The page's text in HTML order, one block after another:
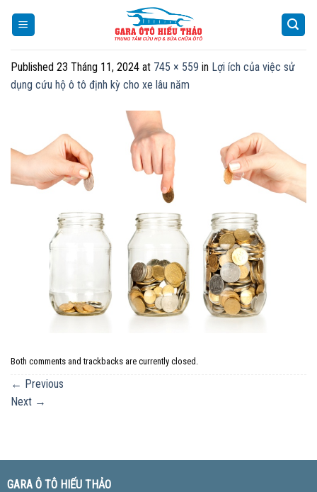
Published 23 Tháng 11, 2024 at 745 × 559 in Lợi ích của việc sử
dụng cứu hộ ô tô định kỳ cho xe lâu năm
Both comments and trackbacks are currently closed.
← Previous
Next →
GARA Ô TÔ HIẾU THẢO